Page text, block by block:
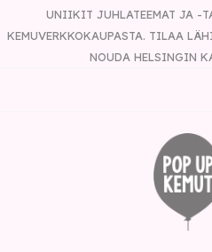
UNIIKIT JUHLATEEMAT JA -
KEMUVERKKOKAUPASTA. TILAA
NOUDA HELSINGIN